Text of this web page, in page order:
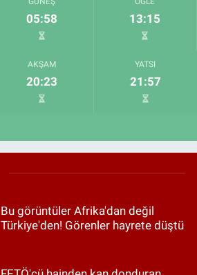
05:58 13:15
AKŞAM
20:23
YATSI
21:57
Bu görüntüler Afrika'dan değil
Türkiye'den! Görenler hayrete düştü